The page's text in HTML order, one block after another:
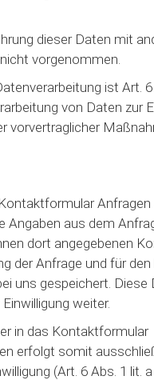
dieser Daten mit
vorgenommen.
ist Art.
von Daten zur
vorvertraglicher
Angaben aus dem
dort angegebenen
der Anfrage und für den
uns gespeichert. Diese
weiter.
in das Kontaktformular
erfolgt somit
(Art. 6 Abs. 1 lit.